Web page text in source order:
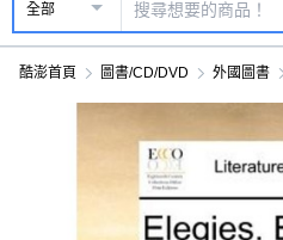
全部
酷澎首頁 圖書/CD/DVD 外國圖書